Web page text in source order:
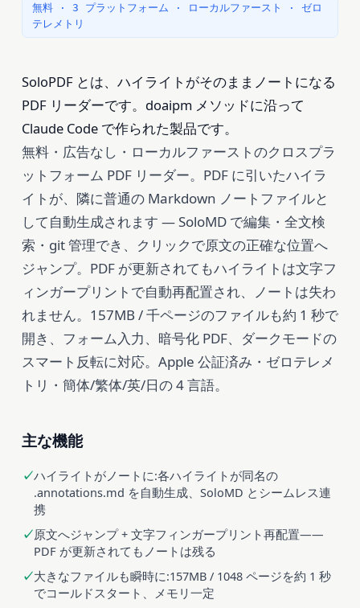
無料 · 3 プラットフォーム · ローカルファースト · ゼロ
テレメトリ
SoloPDF とは、ハイライトがそのままノートになる
PDF リーダーです。doaipm メソッドに沿って
Claude Code で作られた製品です。
無料・広告なし・ローカルファーストのクロスプラ
ットフォーム PDF リーダー。PDF に引いたハイラ
イトが、隣に普通の Markdown ノートファイルと
して自動生成されます — SoloMD で編集・全文検
索・git 管理でき、クリックで原文の正確な位置へ
ジャンプ。PDF が更新されてもハイライトは文字フ
ィンガープリントで自動再配置され、ノートは失わ
れません。157MB / 千ページのファイルも約 1 秒で
開き、フォーム入力、暗号化 PDF、ダークモードの
スマート反転に対応。Apple 公証済み・ゼロテレメ
トリ・簡体/繁体/英/日の 4 言語。
主な機能
ハイライトがノートに:各ハイライトが同名の
.annotations.md を自動生成、SoloMD とシームレス連
携
原文へジャンプ + 文字フィンガープリント再配置——
PDF が更新されてもノートは残る
大きなファイルも瞬時に:157MB / 1048 ページを約 1 秒
でコールドスタート、メモリ一定